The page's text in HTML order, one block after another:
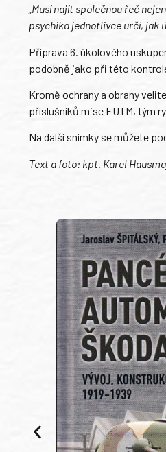
„Musí najít společnou řeč
psychika jednotlivce určí, jak
Příprava 6. úkolového
podobně jako při této
Kromě ochrany a obrany
příslušníků mise EUTM, tým
Na další snímky se můžete
Text a foto: kpt. Karel